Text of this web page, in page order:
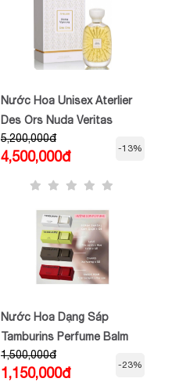
Nước Hoa Unisex Aterlier
Des Ors Nuda Veritas
5,200,000đ
4,500,000đ
-13%
Nước Hoa Dạng Sáp
Tamburins Perfume Balm
6.5g
1,500,000đ
1,150,000đ
-23%